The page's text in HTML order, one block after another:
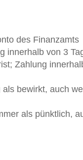
des Finanzamts
innerhalb von 3
Zahlung
bewirkt, auch
als pünktlich,